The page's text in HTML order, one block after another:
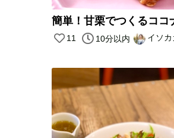
11 10分以内 イソカ